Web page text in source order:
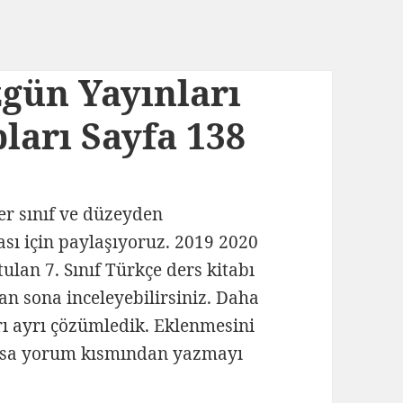
Yayınları
Sayfa 138
sınıf ve düzeyden
için paylaşıyoruz. 2019 2020
7. Sınıf Türkçe ders kitabı
sona inceleyebilirsiniz. Daha
çözümledik. Eklenmesini
yorum kısmından yazmayı